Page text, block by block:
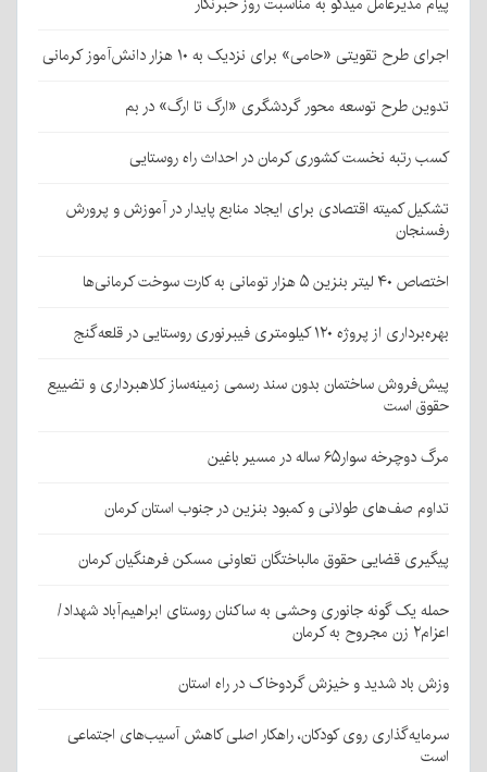
اجرای طرح تقویتی «حامی» برای نزدیک به ۱۰ هزار دانش‌آموز کرمانی
تدوین طرح توسعه محور گردشگری «ارگ تا ارگ» در بم
کسب رتبه نخست کشوری کرمان در احداث راه روستایی
تشکیل کمیته اقتصادی برای ایجاد منابع پایدار در آموزش و پرورش
رفسنجان
اختصاص ۴۰ لیتر بنزین ۵ هزار تومانی به کارت سوخت کرمانی‌ها
بهره‌برداری از پروژه ۱۲۰ کیلومتری فیبرنوری روستایی در قلعه‌گنج
پیش‌فروش ساختمان بدون سند رسمی زمینه‌ساز کلاهبرداری و تضییع
حقوق است
مرگ دوچرخه سوار۶۵ ساله در مسیر باغین
تداوم صف‌های طولانی و کمبود بنزین در جنوب استان کرمان
پیگیری قضایی حقوق مالباختگان تعاونی مسکن فرهنگیان کرمان
حمله یک گونه جانوری وحشی به ساکنان روستای ابراهیم‌آباد شهداد/
اعزام۲ زن مجروح به کرمان
وزش باد شدید و خیزش گردوخاک در راه استان
سرمایه‌گذاری روی کودکان، راهکار اصلی کاهش آسیب‌های اجتماعی
است